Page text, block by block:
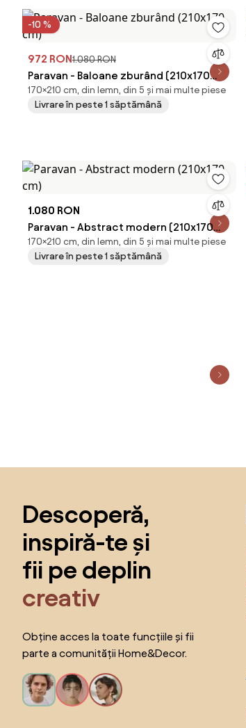
-10 %
972 RON1.080 RON
Paravan - Baloane zburând (210x170
cm)
170×210 cm, din lemn, din 5 și mai multe piese
Livrare în peste 1 săptămână
1.080 RON
Paravan - Abstract modern (210x170
cm)
170×210 cm, din lemn, din 5 și mai multe piese
Livrare în peste 1 săptămână
Descoperă,
inspiră-te și
fii pe deplin
creativ
Obține acces la toate funcțiile și fii
parte a comunității Home&Decor.